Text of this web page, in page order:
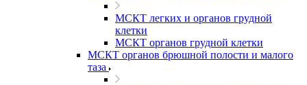
МСКТ легких и органов грудной
клетки
МСКТ органов грудной клетки
МСКТ органов брюшной полости и малого
таза